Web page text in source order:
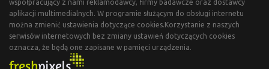
współpracujący z nami reklamodawcy, firmy badawcze oraz dostawcy
aplikacji multimedialnych. W programie służącym do obsługi internetu
można zmienić ustawienia dotyczące cookies.Korzystanie z naszych
serwisów internetowych bez zmiany ustawień dotyczących cookies
oznacza, że będą one zapisane w pamięci urządzenia.